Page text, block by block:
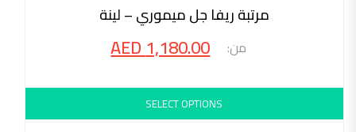
مرتبة ريفا جل ميموري – لينة
AED1,180.00
SELECT OPTIONS